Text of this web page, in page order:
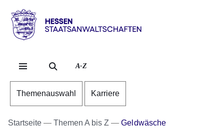
Direkt zum Kopf der
Direkt zum Inhalt
Direkt zum Fuß der
Hessen
Staatsanwaltschaften
A-Z
Themenauswahl Karriere
Startseite Themen A bis Z Geldwäsche